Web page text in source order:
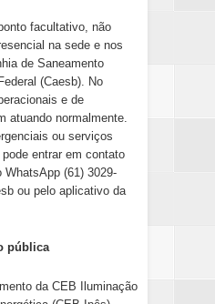
facultativo, não
na sede e nos
de Saneamento
(Caesb). No
e de
atuando normalmente.
ou serviços
entrar em contato
WhatsApp (61) 3029-
ou pelo aplicativo da
pública
da CEB Iluminação